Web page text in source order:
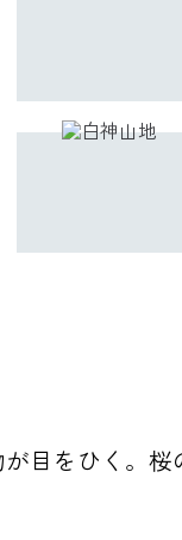
目をひく。